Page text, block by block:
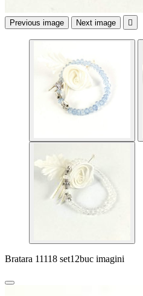
Previous image Next image 
Bratara 11118 set12buc imagini